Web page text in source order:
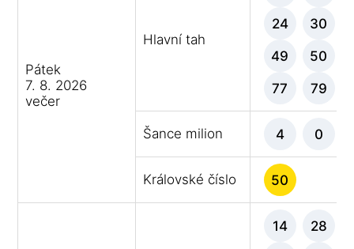
Pátek
7. 8. 2026
večer
Hlavní tah
24 30
49 50
77 79
Šance milion 4 0
Královské číslo 50
14 28